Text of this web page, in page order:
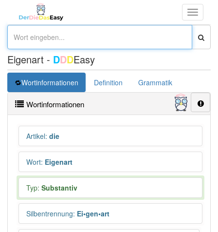
Toggle
Eigenart - DDDEasy
Wortinformationen Definition Grammatik
Wortinformationen
Artikel: die
Wort: Eigenart
Typ: Substantiv
Silbentrennung: Ei•gen•art